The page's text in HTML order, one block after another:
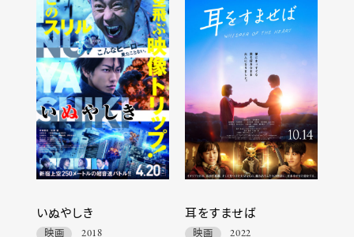
いぬやしき
映画 2018
耳をすませば
映画 2022